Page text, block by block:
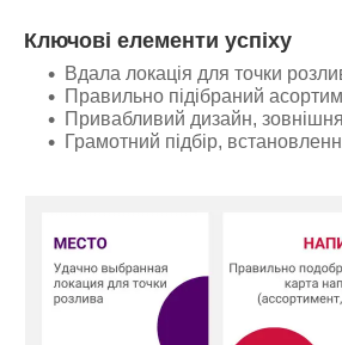
Ключові елементи успіху
Вдала локація для точки
Правильно підібраний
Привабливий дизайн,
Грамотний підбір,